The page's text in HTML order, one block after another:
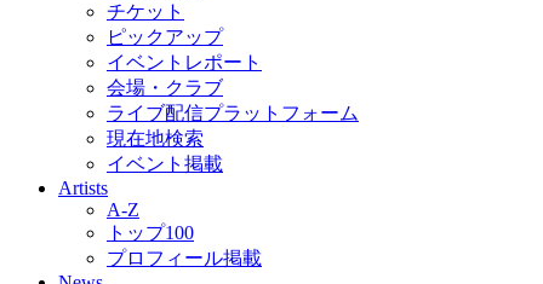
チケット
ピックアップ
イベントレポート
会場・クラブ
ライブ配信プラットフォーム
現在地検索
イベント掲載
Artists
A-Z
トップ100
プロフィール掲載